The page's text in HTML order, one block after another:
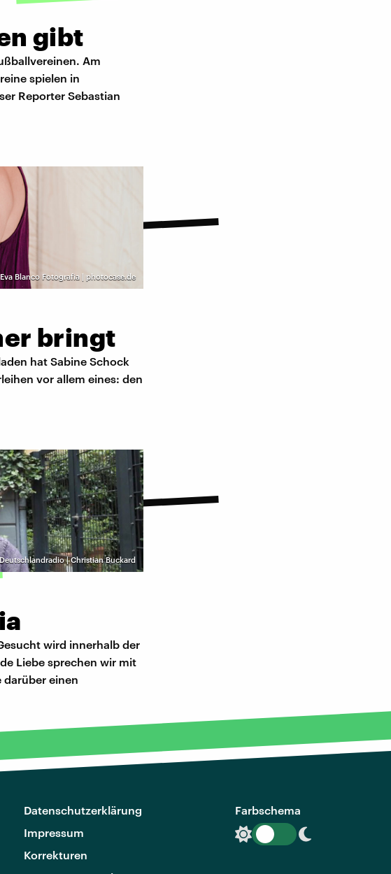
gibt
Am
spielen in
Reporter Sebastian
Eva Blanco Fotografia | photocase.de
bringt
hat Sabine Schock
vor allem eines: den
Deutschlandradio | Christian Buckard
wird innerhalb der
Liebe sprechen wir mit
darüber einen
Datenschutzerklärung
Impressum
Korrekturen
Farbschema